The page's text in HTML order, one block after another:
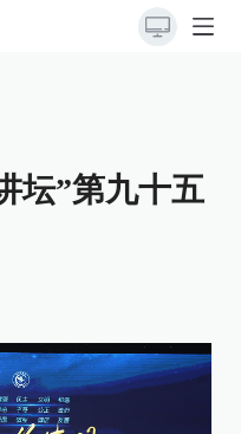
坛”第九十五